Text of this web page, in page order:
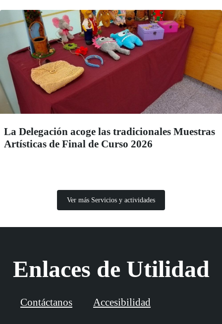
La Delegación acoge las tradicionales Muestras
Artísticas de Final de Curso 2026
Ver más Servicios y actividades
Enlaces de Utilidad
Contáctanos Accesibilidad